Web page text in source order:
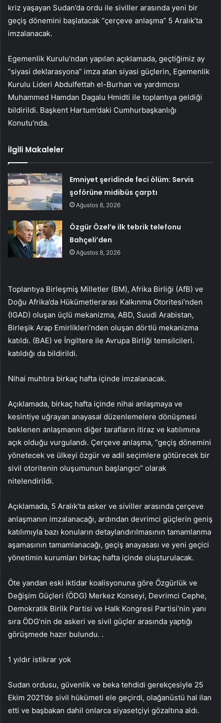
kriz yaşayan Sudan’da ordu ile siviller arasında yeni bir
geçiş dönemini başlatacak “çerçeve anlaşma” 5 Aralık’ta
imzalanacak.
Egemenlik Kurulu’ndan yapılan açıklamada, geçtiğimiz ay
“siyasi deklarasyona” imza atan siyasi güçlerin, Egemenlik
Kurulu Lideri Abdulfettah el-Burhan ve yardımcısı
Muhammed Hamdan Dagalu Hmidti ile toplantıya geldiği
bildirildi. Başkent Hartum’daki Cumhurbaşkanlığı
Konutu’nda.
İlgili Makaleler
Emniyet şeridinde feci ölüm: Servis
şoförüne midibüs çarptı
Ağustos 8, 2026
Özgür Özel’e ilk tebrik telefonu
Bahçeli’den
Ağustos 8, 2026
Toplantıya Birleşmiş Milletler (BM), Afrika Birliği (AfB) ve
Doğu Afrika’da Hükümetlerarası Kalkınma Otoritesi’nden
(IGAD) oluşan üçlü mekanizma, ABD, Suudi Arabistan,
Birleşik Arap Emirlikleri’nden oluşan dörtlü mekanizma
katıldı. (BAE) ve İngiltere ile Avrupa Birliği temsilcileri.
katıldığı da bildirildi.
Nihai muhtıra birkaç hafta içinde imzalanacak.
Açıklamada, birkaç hafta içinde nihai anlaşmaya ve
kesintiye uğrayan anayasal düzenlemelere dönüşmesi
beklenen anlaşmanın diğer tarafların itiraz ve katılımına
açık olduğu vurgulandı. Çerçeve anlaşma, “geçiş dönemini
yönetecek ve ülkeyi özgür ve adil seçimlere götürecek bir
sivil otoritenin oluşumunun başlangıcı” olarak
nitelendirildi.
Açıklamada, 5 Aralık’ta asker ve siviller arasında çerçeve
anlaşmanın imzalanacağı, ardından devrimci güçlerin geniş
katılımıyla bazı konuların detaylandırılmasının tamamlanma
aşamasının tamamlanacağı, geçiş anayasası ve yeni geçici
yönetimin kurumları birkaç hafta içinde oluşturulacak.
Öte yandan eski iktidar koalisyonuna göre Özgürlük ve
Değişim Güçleri (ÖDG) Merkez Konseyi, Devrimci Cephe,
Demokratik Birlik Partisi ve Halk Kongresi Partisi’nin yanı
sıra ÖDG’nin de askeri ve sivil güçler arasında yaptığı
görüşmede hazır bulundu. .
1 yıldır istikrar yok
Sudan ordusu, güvenlik ve beka tehdidi gerekçesiyle 25
Ekim 2021’de sivil hükümeti ele geçirdi, olağanüstü hal ilan
etti ve başbakan dahil onlarca siyasetçiyi gözaltına aldı.